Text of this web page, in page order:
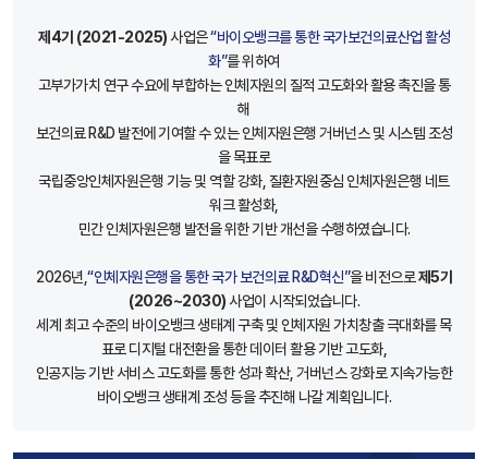
제4기 (2021-2025) 사업은“바이오뱅크를 통한 국가보건의료산업 활성
화”를 위하여
고부가가치 연구 수요에 부합하는 인체자원의 질적 고도화와 활용 촉진을 통
해
보건의료 R&D 발전에 기여할 수 있는 인체자원은행 거버넌스 및 시스템 조성
을 목표로
국립중앙인체자원은행 기능 및 역할 강화, 질환자원중심 인체자원은행 네트
워크 활성화,
민간 인체자원은행 발전을 위한 기반 개선을 수행하였습니다.
2026년, “인체자원은행을 통한 국가 보건의료 R&D혁신”을 비전으로제5기
(2026~2030) 사업이 시작되었습니다.
세계 최고 수준의 바이오뱅크 생태계 구축 및 인체자원 가치창출 극대화를 목
표로 디지털 대전환을 통한 데이터 활용 기반 고도화,
인공지능 기반 서비스 고도화를 통한 성과 확산, 거버넌스 강화로 지속가능한
바이오뱅크 생태계 조성 등을 추진해 나갈 계획입니다.